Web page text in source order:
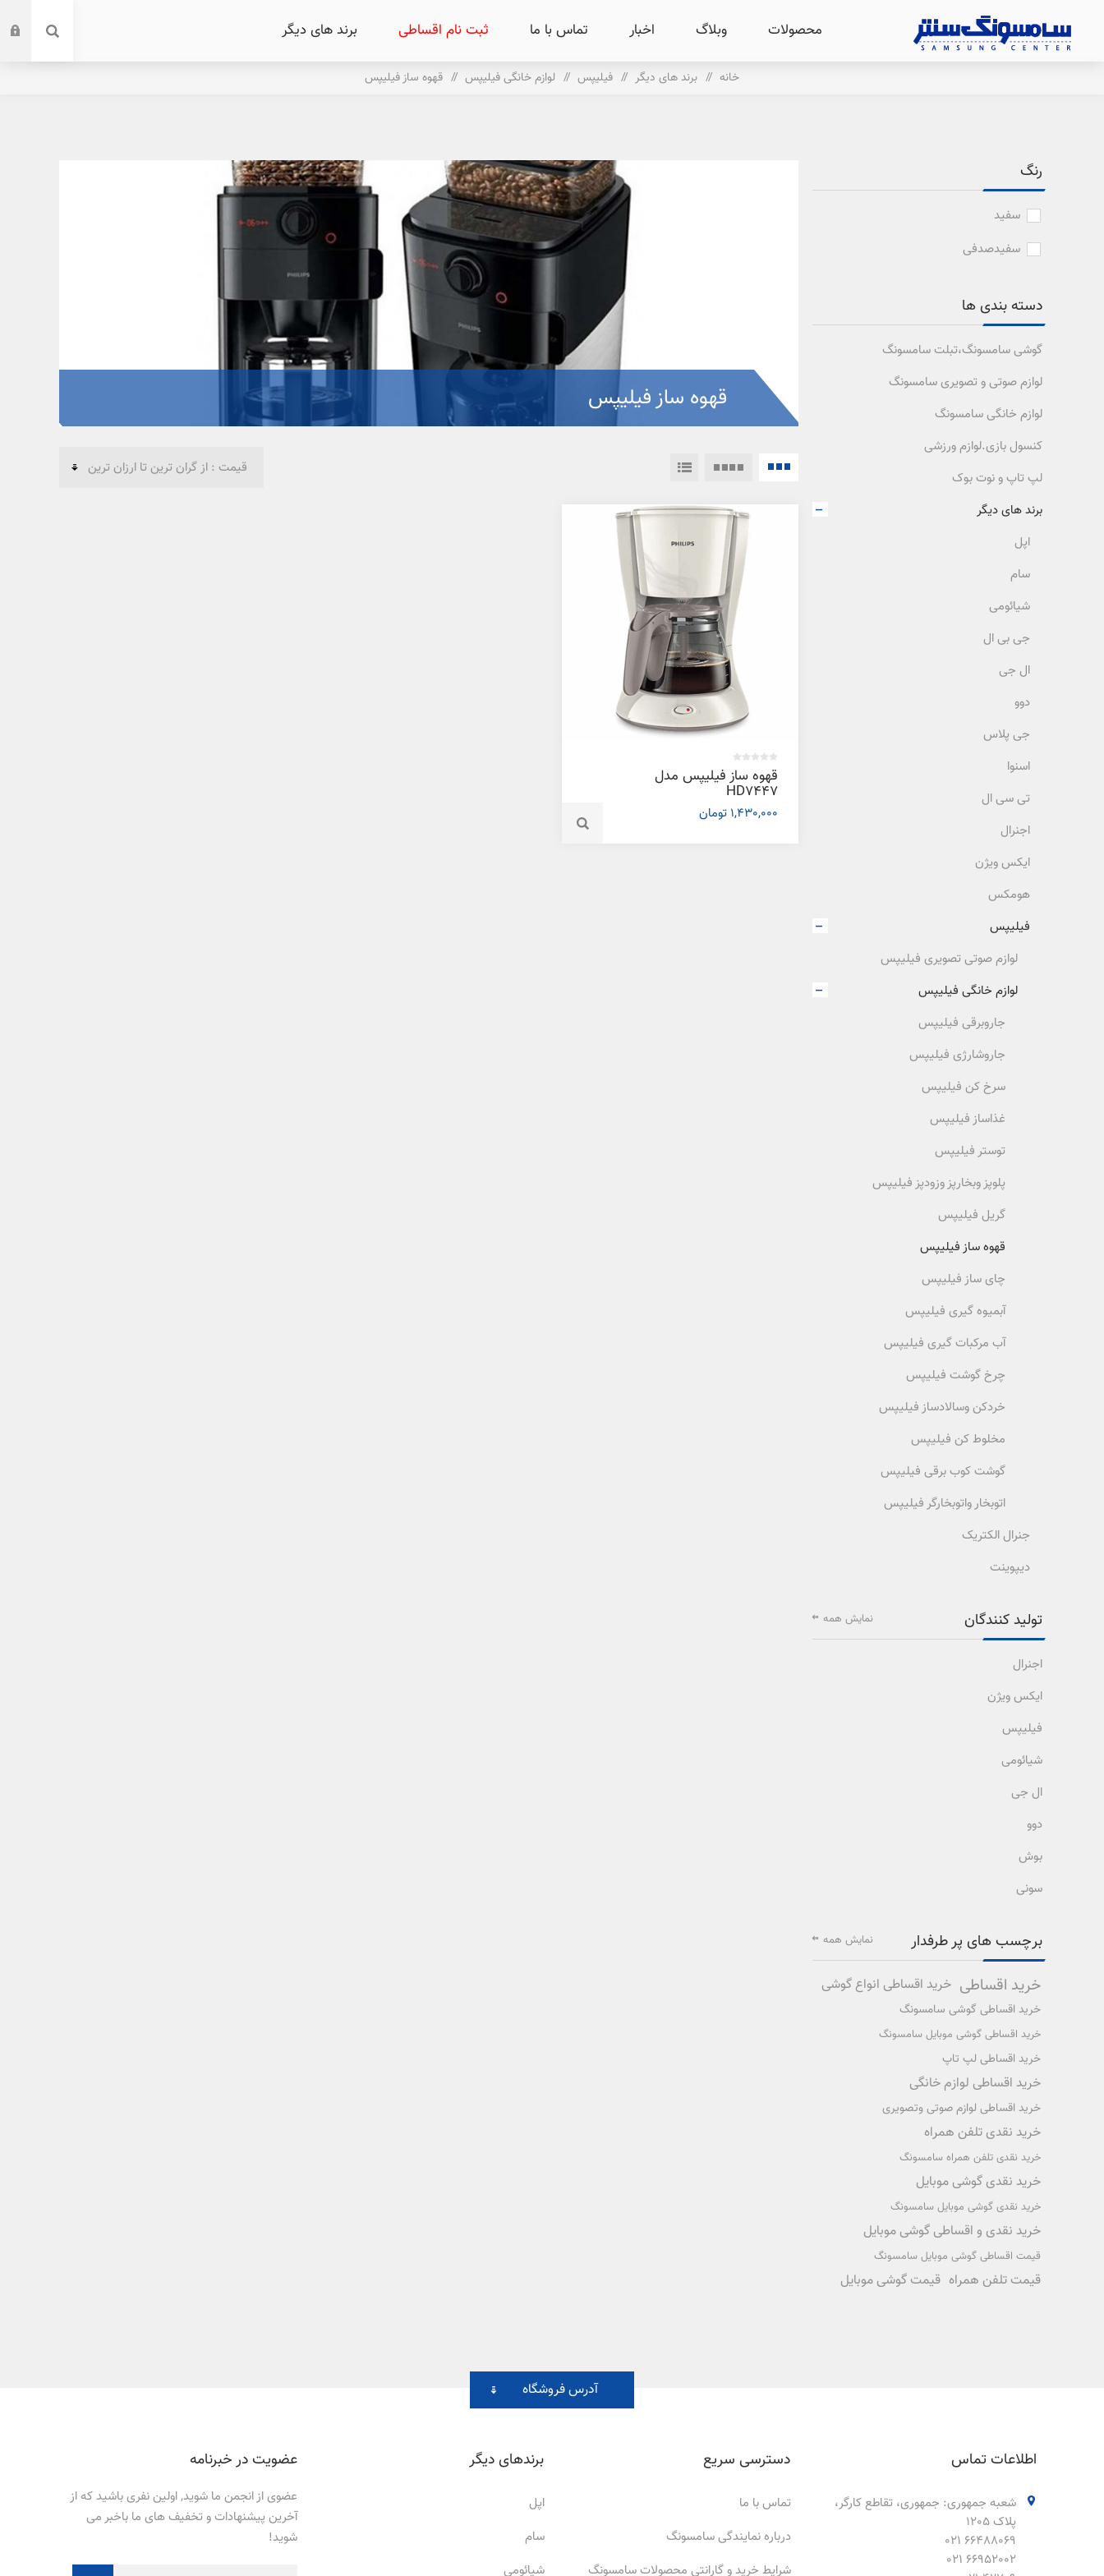
محصولات وبلاگ اخبار تماس با ما ثبت نام اقساطی برند های دیگر
خانه / برند های دیگر / فیلیپس / لوازم خانگی فیلیپس / قهوه ساز فیلیپس
قهوه ساز فیلیپس
قهوه ساز فیلیپس مدل
HD7447
1,430,000 تومان
رنگ
سفید
سفیدصدفی
دسته بندی ها
گوشی سامسونگ،تبلت سامسونگ
لوازم صوتی و تصویری سامسونگ
لوازم خانگی سامسونگ
کنسول بازی.لوازم ورزشی
لپ تاپ و نوت بوک
برند های دیگر
اپل
سام
شیائومی
جی بی ال
ال جی
دوو
جی پلاس
اسنوا
تی سی ال
اجنرال
ایکس ویژن
هومکس
فیلیپس
لوازم صوتی تصویری فیلیپس
لوازم خانگی فیلیپس
جاروبرقی فیلیپس
جاروشارژی فیلیپس
سرخ کن فیلیپس
غذاساز فیلیپس
توستر فیلیپس
پلوپز وبخارپز وزودپز فیلیپس
گریل فیلیپس
قهوه ساز فیلیپس
چای ساز فیلیپس
آبمیوه گیری فیلیپس
آب مرکبات گیری فیلیپس
چرخ گوشت فیلیپس
خردکن وسالادساز فیلیپس
مخلوط کن فیلیپس
گوشت کوب برقی فیلیپس
اتوبخار واتوبخارگر فیلیپس
جنرال الکتریک
دیپوینت
تولید کنندگان
اجنرال
ایکس ویژن
فیلیپس
شیائومی
ال جی
دوو
بوش
سونی
نمایش همه
برچسب های پر طرفدار
خرید اقساطی خرید اقساطی انواع گوشی
خرید اقساطی گوشی سامسونگ
خرید اقساطی گوشی موبایل سامسونگ
خرید اقساطی لپ تاپ
خرید اقساطی لوازم خانگی
خرید اقساطی لوازم صوتی وتصویری
خرید نقدی تلفن همراه
خرید نقدی تلفن همراه سامسونگ
خرید نقدی گوشی موبایل
خرید نقدی گوشی موبایل سامسونگ
خرید نقدی و اقساطی گوشی موبایل
قیمت اقساطی گوشی موبایل سامسونگ
قیمت تلفن همراه قیمت گوشی موبایل
نمایش همه
آدرس فروشگاه
اطلاعات تماس
شعبه جمهوری: جمهوری، تقاطع کارگر،
پلاک 1205
66488069 021
66952002 021
دسترسی سریع
تماس با ما
درباره نمایندگی سامسونگ
شرایط خرید و گارانتی محصولات سامسونگ
برندهای دیگر
اپل
سام
شیائومی
عضویت در خبرنامه
عضوی از انجمن ما شوید, اولین نفری باشید که از
آخرین پیشنهادات و تخفیف های ما باخبر می
شوید!